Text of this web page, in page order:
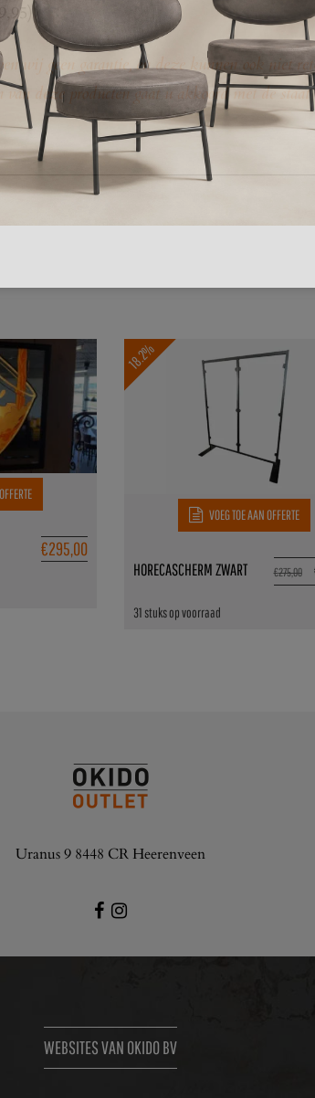
wij geen garantie, en deze kunnen ook niet
deze producten gaat u akkoord met de
€295,00
18.2%
VOEG TOE AAN OFFERTE
€275,00
31 stuks op voorraad
HORECASCHERM ZWART
Uranus 9 8448 CR Heerenveen
WEBSITES VAN OKIDO BV